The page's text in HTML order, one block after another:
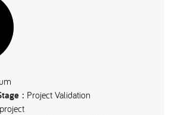
: Project Validation